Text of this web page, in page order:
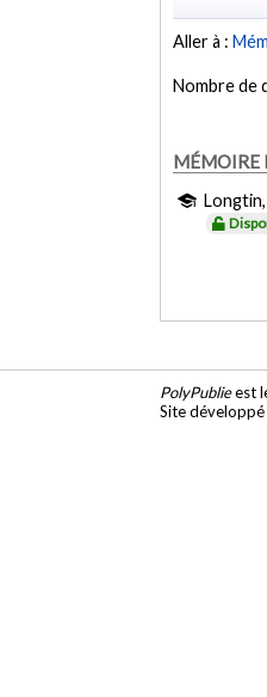
Aller à :
Nombre de
MÉMOIRE
Longtin,
PolyPublieest
Site